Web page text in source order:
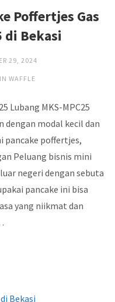
Poffertjes Gas
di Bekasi
29, 2024
WAFFLE
Lubang MKS-MPC25
dengan modal kecil dan
pancake poffertjes,
Peluang bisnis mini
negeri dengan sebuta
pancake ini bisa
yang niikmat dan